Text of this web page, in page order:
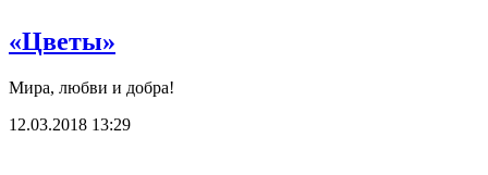
«Цветы»
Мира, любви и добра!
12.03.2018 13:29